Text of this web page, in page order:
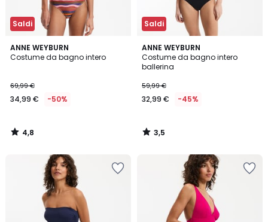
Saldi
ANNE WEYBURN
Costume da bagno intero
69,99 €
34,99 € -50%
4,8
/ 5
4,8
/
Saldi
ANNE WEYBURN
Costume da bagno intero
ballerina
59,99 €
32,99 € -45%
3,5
/ 5
3,5
/